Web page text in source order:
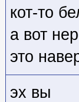
кот-то
а вот
это
эх вы